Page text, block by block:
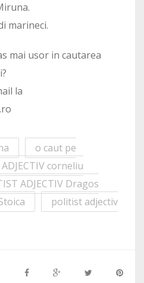
marineci.
mai usor in cautarea
la
o caut pe
corneliu
ADJECTIV Dragos
politist adjectiv